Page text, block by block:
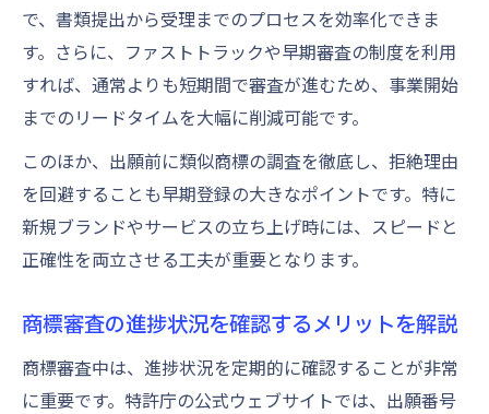
で、書類提出から受理までのプロセスを効率化できま
す。さらに、ファストトラックや早期審査の制度を利用
すれば、通常よりも短期間で審査が進むため、事業開始
までのリードタイムを大幅に削減可能です。
このほか、出願前に類似商標の調査を徹底し、拒絶理由
を回避することも早期登録の大きなポイントです。特に
新規ブランドやサービスの立ち上げ時には、スピードと
正確性を両立させる工夫が重要となります。
商標審査の進捗状況を確認するメリットを解説
商標審査中は、進捗状況を定期的に確認することが非常
に重要です。特許庁の公式ウェブサイトでは、出願番号